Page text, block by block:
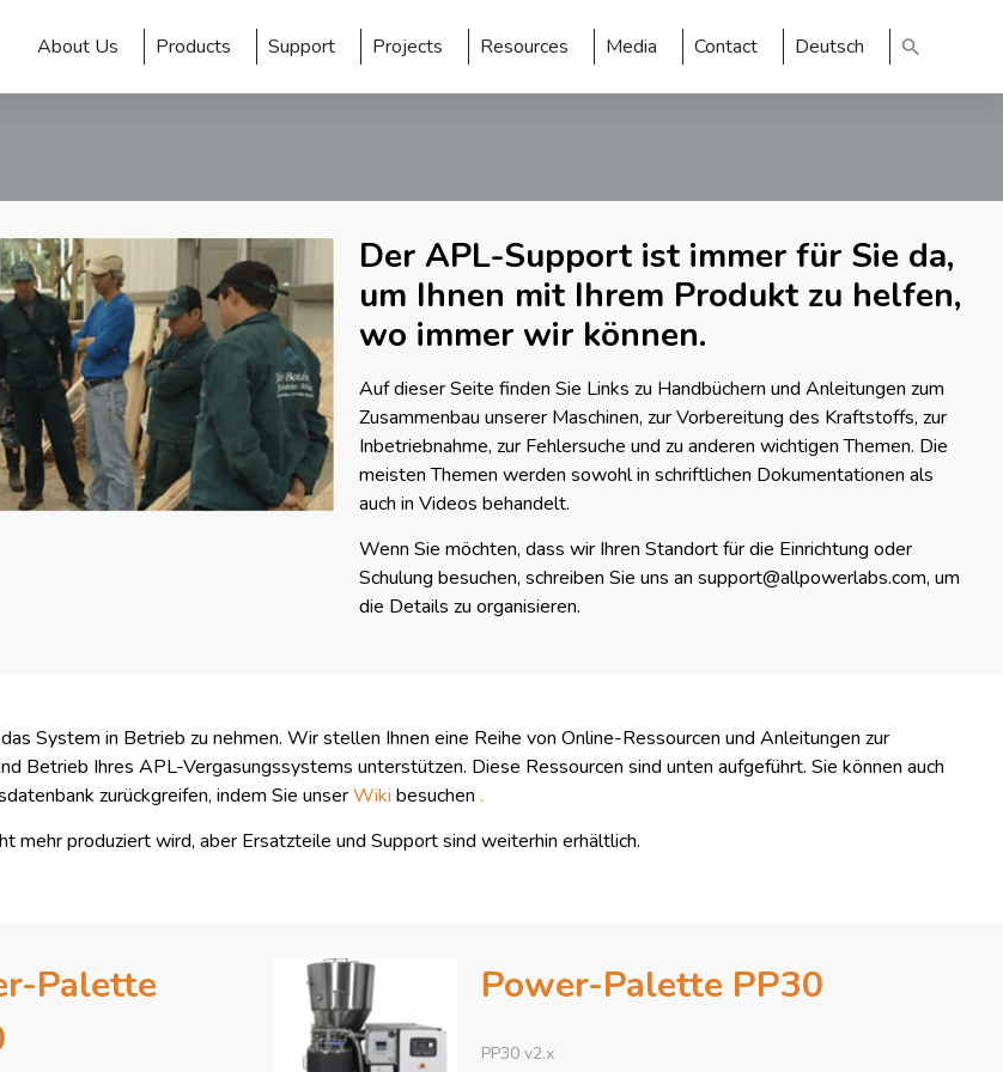
About Us Products Support Projects Resources Media Contact Deutsch
Der APL-Support ist immer für Sie da,
um Ihnen mit Ihrem Produkt zu helfen,
wo immer wir können.
Auf dieser Seite finden Sie Links zu Handbüchern und Anleitungen zum
Zusammenbau unserer Maschinen, zur Vorbereitung des Kraftstoffs, zur
Inbetriebnahme, zur Fehlersuche und zu anderen wichtigen Themen. Die
meisten Themen werden sowohl in schriftlichen Dokumentationen als
auch in Videos behandelt.
Wenn Sie möchten, dass wir Ihren Standort für die Einrichtung oder
Schulung besuchen, schreiben Sie uns an support@allpowerlabs.com, um
die Details zu organisieren.
System in Betrieb zu nehmen. Wir stellen Ihnen eine Reihe von Online-Ressourcen und Anleitungen zur
Betrieb Ihres APL-Vergasungssystems unterstützen. Diese Ressourcen sind unten aufgeführt. Sie können auch
zurückgreifen, indem Sie unserWiki besuchen.
mehr produziert wird, aber Ersatzteile und Support sind weiterhin erhältlich.
Palette
Power-Palette PP30
PP30 v2.x